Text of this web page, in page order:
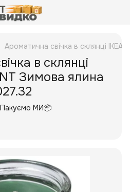
Ароматична свічка в склянці
в склянці
Зимова ялина
МИ📦